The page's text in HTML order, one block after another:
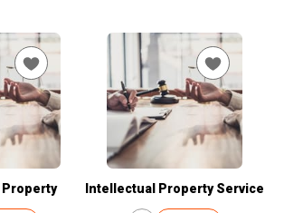
Property Intellectual Property Service